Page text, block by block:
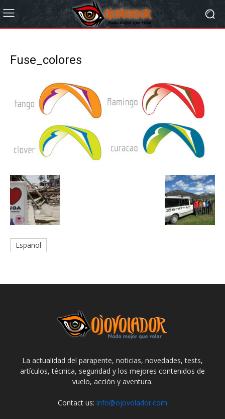
Fuse_colores
Español
La actualidad del parapente, noticias, novedades, tests,
artículos, técnica, seguridad y los mejores contenidos de
vuelo, acción y aventura.
Contact us: info@ojovolador.com